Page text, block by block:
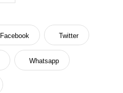
Facebook Twitter
Whatsapp